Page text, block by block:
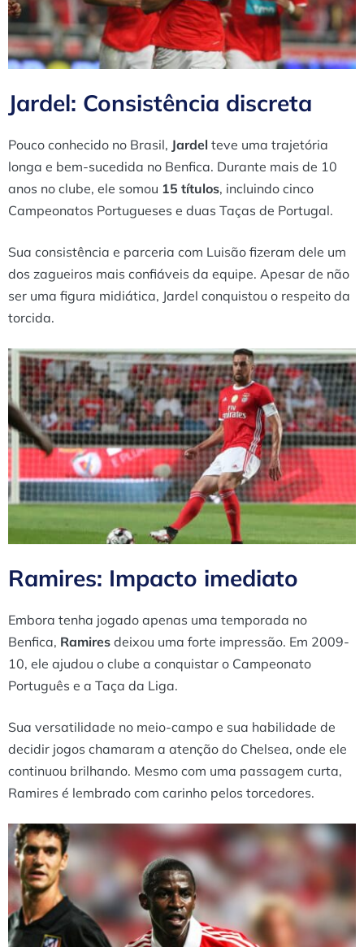
Jardel: Consistência discreta
Pouco conhecido no Brasil, Jardel teve uma trajetória
longa e bem-sucedida no Benfica. Durante mais de 10
anos no clube, ele somou 15 títulos, incluindo cinco
Campeonatos Portugueses e duas Taças de Portugal.
Sua consistência e parceria com Luisão fizeram dele um
dos zagueiros mais confiáveis da equipe. Apesar de não
ser uma figura midiática, Jardel conquistou o respeito da
torcida.
Ramires: Impacto imediato
Embora tenha jogado apenas uma temporada no
Benfica, Ramires deixou uma forte impressão. Em 2009-
10, ele ajudou o clube a conquistar o Campeonato
Português e a Taça da Liga.
Sua versatilidade no meio-campo e sua habilidade de
decidir jogos chamaram a atenção do Chelsea, onde ele
continuou brilhando. Mesmo com uma passagem curta,
Ramires é lembrado com carinho pelos torcedores.